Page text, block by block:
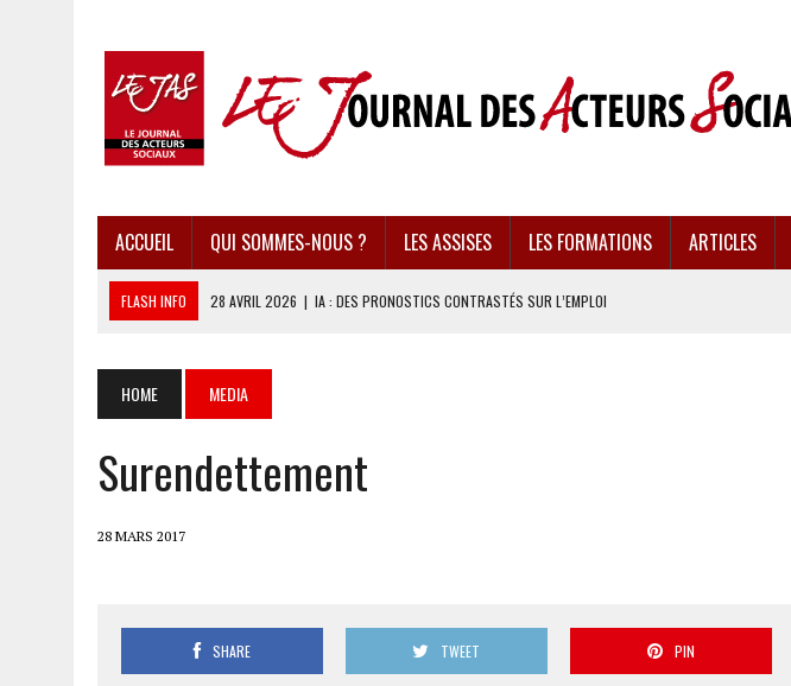
ACCUEIL QUI SOMMES-NOUS ? LES ASSISES LES FORMATIONS ARTICLES
FLASH INFO 28 AVRIL 2026 | IA : DES PRONOSTICS CONTRASTÉS SUR L’EMPLOI
28 AVRIL 2026 | PRESSE D’INFORMATION : UNE ÉCONOMIE DANGEREUSEMENT FRAGILISÉE
28 AVRIL 2026
CARAÏBES : LES RÉCIFS CORALLIENS AU BORD DE L’EFFONDREMENT
HOME MEDIA
Surendettement
28 MARS 2017
SHARE TWEET PIN